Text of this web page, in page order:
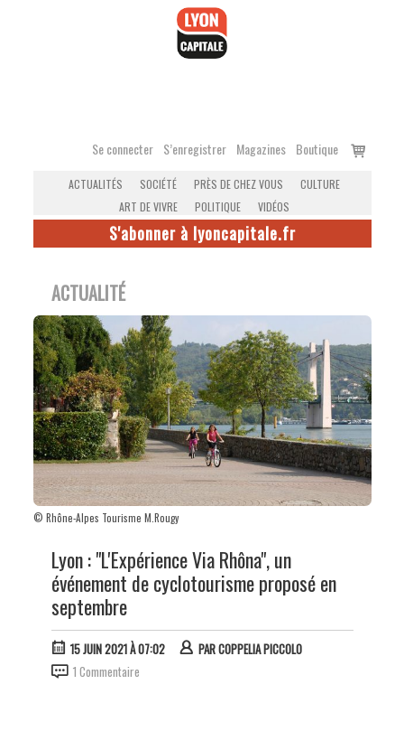
Se connecter S’enregistrer Magazines Boutique
Voir
ACTUALITÉS SOCIÉTÉ PRÈS DE CHEZ VOUS
CULTURE
ART DE VIVRE
POLITIQUE VIDÉOS
S'abonner à lyoncapitale.fr
ACTUALITÉ
© Rhône-Alpes Tourisme M.Rougy
Lyon : "L'Expérience Via Rhôna", un
événement de cyclotourisme proposé en
septembre
15 JUIN 2021 À 07:02 PARCOPPELIA PICCOLO
1 Commentaire